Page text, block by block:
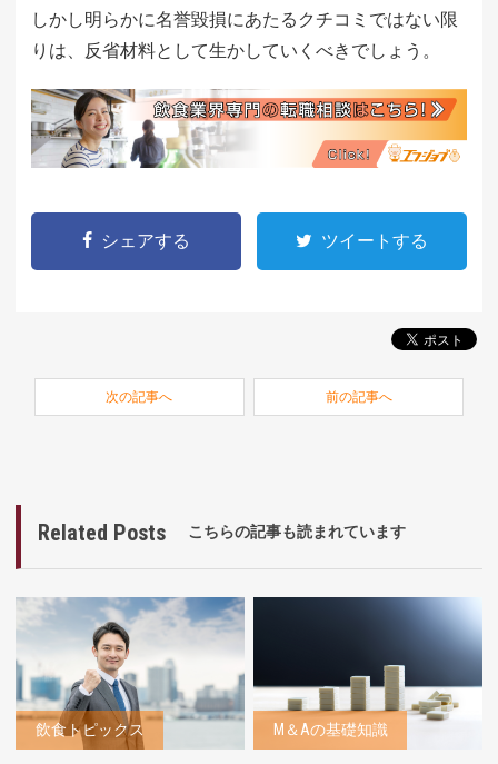
しかし明らかに名誉毀損にあたるクチコミではない限
りは、反省材料として生かしていくべきでしょう。
シェアする ツイートする
次の記事へ 前の記事へ
Related Posts こちらの記事も読まれています
飲食トピックス M＆Aの基礎知識